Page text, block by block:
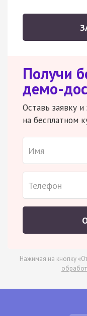
Получи
демо-
Оставь заявку
на бесплатном
Нажимая на кнопку